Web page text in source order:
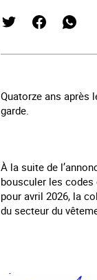
Quatorze ans après
garde.
À la suite de
bousculer les codes
pour avril 2026, la
du secteur du